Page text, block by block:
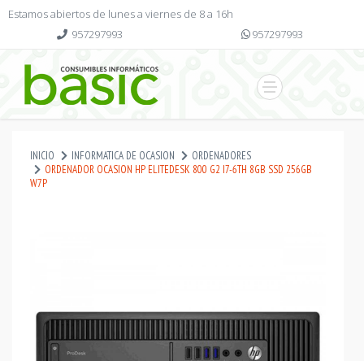
Estamos abiertos de lunes a viernes de 8 a 16h
957297993
957297993
INICIO INFORMATICA DE OCASION
ORDENADORES
ORDENADOR OCASION HP ELITEDESK 800 G2 I7-6TH 8GB SSD 256GB
W7P